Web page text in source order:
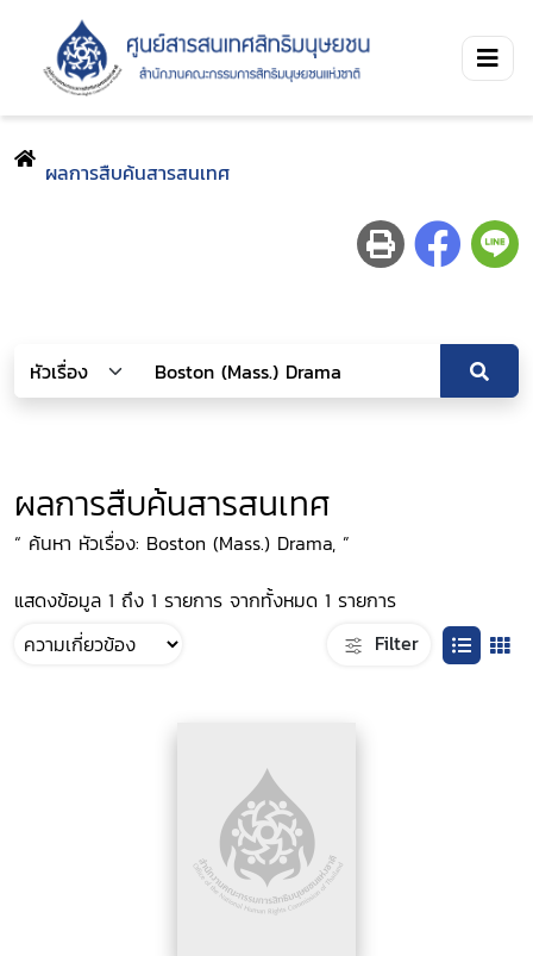
ผลการสืบค้นสารสนเทศ
ผลการสืบค้นสารสนเทศ
“ ค้นหา หัวเรื่อง: Boston (Mass.) Drama, ”
แสดงข้อมูล 1 ถึง 1 รายการ จากทั้งหมด 1 รายการ
Filter